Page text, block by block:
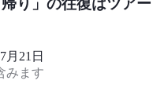
り」の往復はツアー
月21日
みます